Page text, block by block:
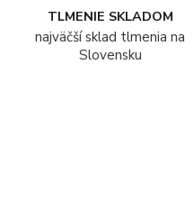
TLMENIE SKLADOM
najväčší sklad tlmenia na
Slovensku